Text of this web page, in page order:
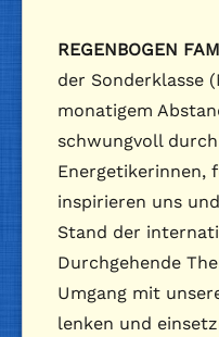
REGENBOGEN
der Sonderklasse
monatigem
schwungvoll
Energetikerinnen,
inspirieren uns
Stand der
Durchgehende
Umgang mit
lenken und